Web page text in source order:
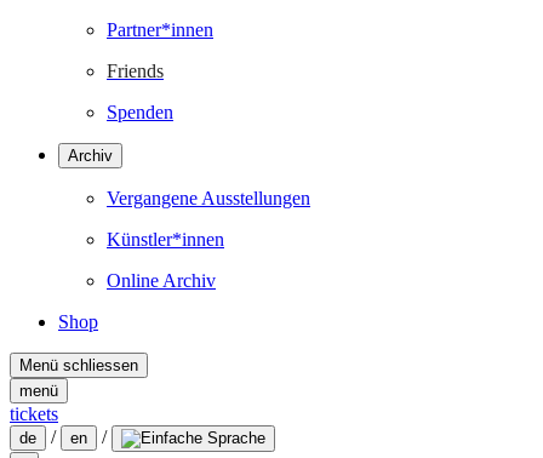
Partner*innen
Friends
Spenden
Archiv
Vergangene Ausstellungen
Künstler*innen
Online Archiv
Shop
Menü schliessen
menü
tickets
de / en /